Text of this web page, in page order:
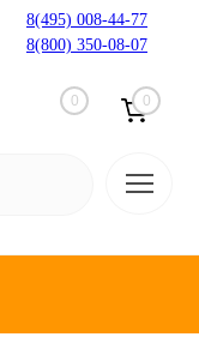
8(495) 008-44-77
8(800) 350-08-07
0 0